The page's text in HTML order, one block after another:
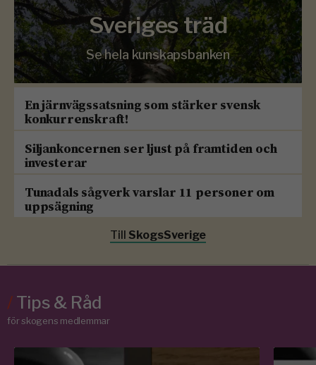
Sveriges träd
Se hela kunskapsbanken
En järnvägssatsning som stärker svensk
konkurrenskraft!
Siljankoncernen ser ljust på framtiden och
investerar
Tunadals sågverk varslar 11 personer om
uppsägning
Till SkogsSverige
/Tips & Råd
för skogens medlemmar